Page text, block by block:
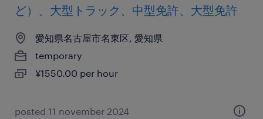
ど）、大型トラック、中型免許、大型免許
愛知県名古屋市名東区, 愛知県
temporary
¥1550.00 per hour
posted 11 november 2024